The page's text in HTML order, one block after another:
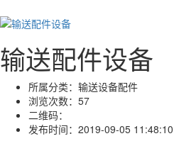
输送配件设备
所属分类： 输送设备配件
浏览次数： 57
二维码：
发布时间： 2019-09-05 11:48:10